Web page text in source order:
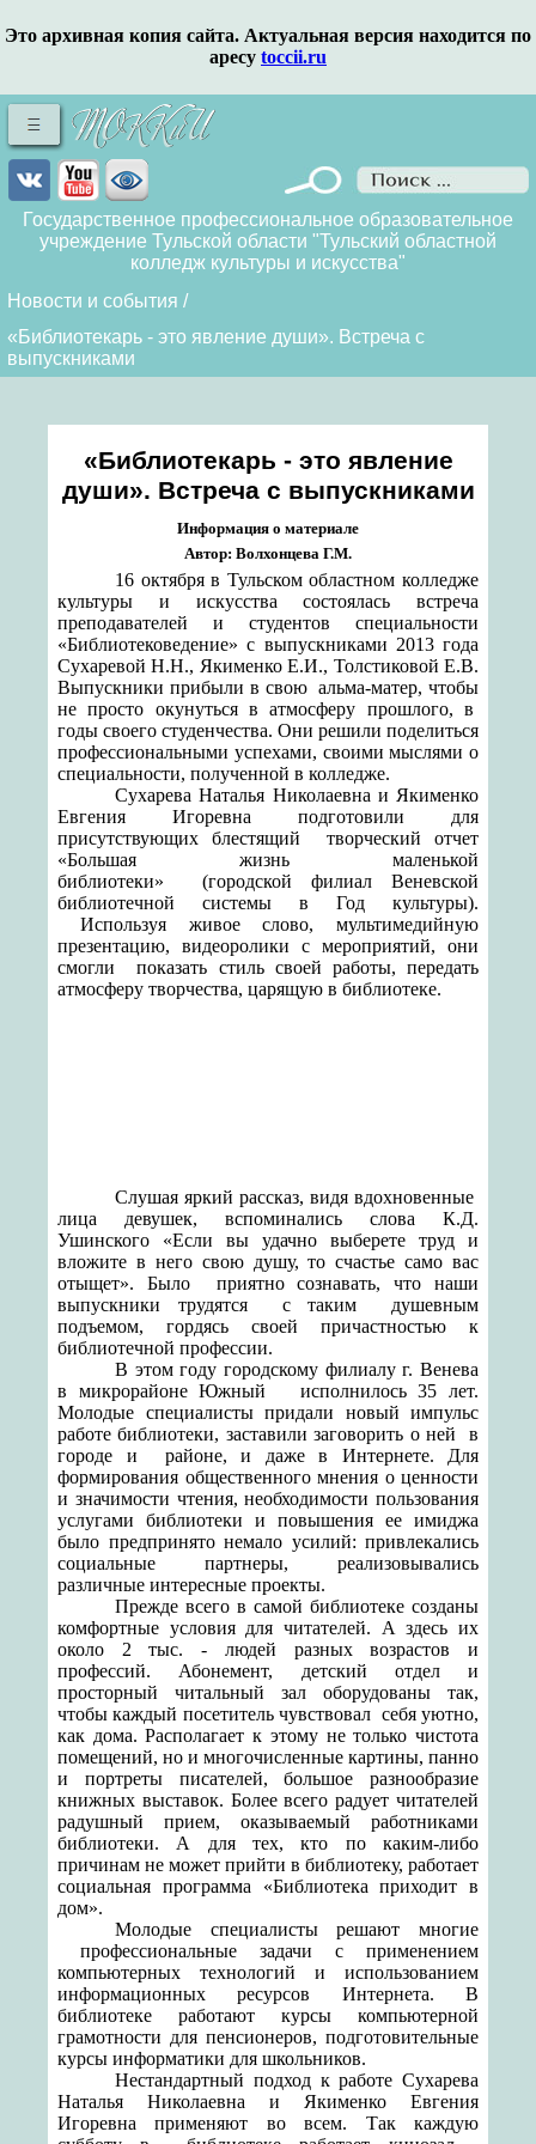
Это архивная копия сайта. Актуальная версия находится по
аресу toccii.ru
Государственное профессиональное образовательное
учреждение Тульской области "Тульский областной
колледж культуры и искусства"
Новости и события /
«Библиотекарь - это явление души». Встреча с
выпускниками
«Библиотекарь - это явление
души». Встреча с выпускниками
Информация о материале
Автор: Волхонцева Г.М.
16 октября в Тульском областном колледже
культуры и искусства состоялась встреча
преподавателей и студентов специальности
«Библиотековедение» с выпускниками 2013 года
Сухаревой Н.Н., Якименко Е.И., Толстиковой Е.В.
Выпускники прибыли в своюальма-матер, чтобы
не просто окунуться в атмосферу прошлого, в
годы своего студенчества. Они решили поделиться
профессиональными успехами, своими мыслями о
специальности, полученной в колледже.
Сухарева Наталья Николаевна и Якименко
Евгения Игоревна подготовили для
присутствующих блестящий
творческий отчет
«Большая жизнь маленькой
библиотеки» (городской филиал Веневской
библиотечной системы в Год культуры).
Используя живое слово, мультимедийную
презентацию, видеоролики с мероприятий, они
смогли
показать стиль своей работы, передать
атмосферу творчества, царящую в библиотеке.
Слушая яркий рассказ, видя вдохновенные
лица девушек, вспоминались слова К.Д.
Ушинского «Если вы удачно выберете труд и
вложите в него свою душу, то счастье само вас
отыщет». Было
приятно сознавать, что наши
выпускники трудятся
с таким
душевным
подъемом, гордясь своей причастностью к
библиотечной профессии.
В этом году городскому филиалу г. Венева
в микрорайоне Южный исполнилось 35 лет.
Молодые специалисты придали новый импульс
работе библиотеки, заставили заговорить о ней
в
городе и районе, и даже в Интернете. Для
формирования общественного мнения о ценности
и значимости чтения, необходимости пользования
услугами библиотеки и повышения ее имиджа
было предпринято немало усилий: привлекались
социальные партнеры, реализовывались
различные интересные проекты.
Прежде всего в самой библиотеке созданы
комфортные условия для читателей. А здесь их
около 2 тыс. - людей разных возрастов и
профессий. Абонемент, детский отдел и
просторный читальный зал оборудованы так,
чтобы каждый посетитель чувствовал себя уютно,
как дома. Располагает к этому не только чистота
помещений, но и многочисленные картины, панно
и портреты писателей, большое разнообразие
книжных выставок. Более всего радует читателей
радушный прием, оказываемый работниками
библиотеки. А для тех, кто по каким-либо
причинам не может прийти в библиотеку, работает
социальная программа «Библиотека приходит в
дом».
Молодые специалистырешают многие
профессиональные задачи с применением
компьютерных технологий и использованием
информационных ресурсов Интернета. В
библиотеке работают курсы компьютерной
грамотности для пенсионеров, подготовительные
курсы информатики для школьников.
Нестандартный подход к работе Сухарева
Наталья Николаевна и Якименко Евгения
Игоревна применяют во всем. Так каждую